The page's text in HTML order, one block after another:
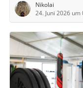
Nikolai
24. Juni 2026 um